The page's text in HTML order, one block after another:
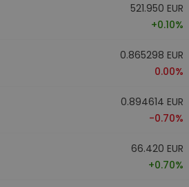
521.950 EUR
+0.10%
0.865298 EUR
0.00%
0.894614 EUR
-0.70%
66.420 EUR
+0.70%